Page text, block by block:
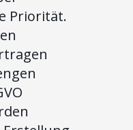
Priorität.